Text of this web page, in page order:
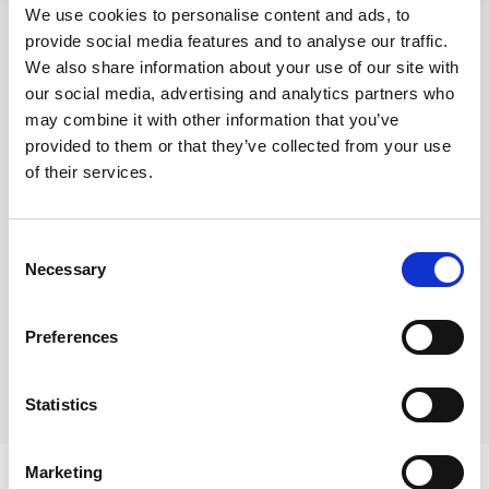
We use cookies to personalise content and ads, to
provide social media features and to analyse our traffic.
We also share information about your use of our site with
our social media, advertising and analytics partners who
may combine it with other information that you’ve
provided to them or that they’ve collected from your use
of their services.
Selection
Necessary
Preferences
Statistics
Marketing
sporządzany jest na podstawie oględzin
właściciela, może podlegać aktualizacji i nie stanowi
oferty określonej w art. 66 i następnych K.C